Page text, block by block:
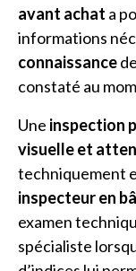
avant achat a
informations
connaissance
constaté au
Une inspection
visuelle et
techniquement
inspecteur en
examen
spécialiste